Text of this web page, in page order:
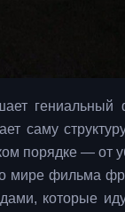
гениальный
саму
порядке — от
мире фильма
которые